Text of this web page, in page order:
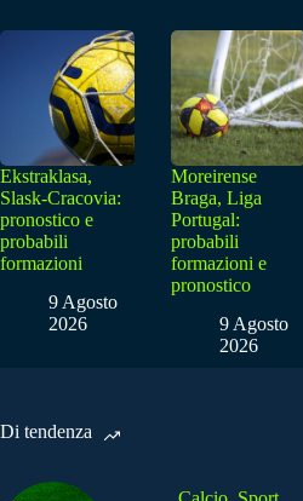
Ekstraklasa,
Slask-Cracovia:
pronostico e
probabili
formazioni
9 Agosto
2026
Moreirense
Braga, Liga
Portugal:
probabili
formazioni e
pronostico
9 Agosto
2026
Di tendenza